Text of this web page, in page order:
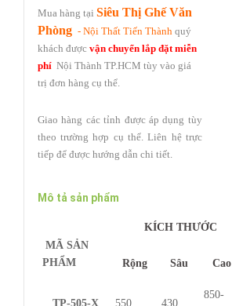
Mua hàng tại Siêu Thị Ghế Văn
Phòng - Nội Thất Tiến Thành quý
khách được vận chuyển lắp đặt miễn
phí Nội Thành TP.HCM tùy vào giá
trị đơn hàng cụ thể.
Giao hàng các tỉnh được áp dụng tùy
theo trường hợp cụ thể.Liên hệ trực
tiếp để được hướng dẫn chi tiết.
Mô tả sản phẩm
MÃ SẢN
PHẨM
KÍCH THƯỚC
Rộng
Sâu Cao
TP-505-X 550 430
850-